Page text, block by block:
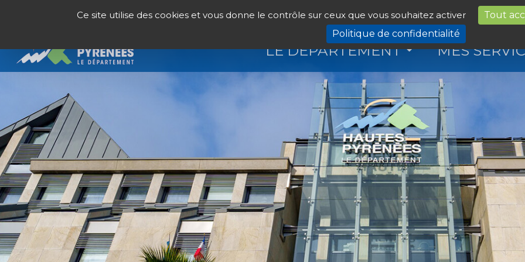
Ce site utilise des cookies et vous donne le contrôle sur ceux que vous souhaitez activer Tout
Politique de confidentialité
LE DÉPARTEMENT MES